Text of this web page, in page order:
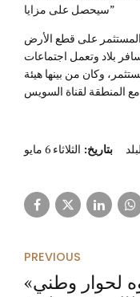
سيحصل على مزايا”
على قطع الأرض
الهيئة تسافر بلاد وتعمل اجتماعات
وكان من بينها هيئة
المنطقة لقناة السويس
بتاريخ: الثلاثاء 6 مايو
PREVIOUS
«فوق طاقتك».. اتركوه لحوار وطني